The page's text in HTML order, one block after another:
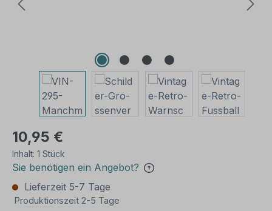
10,95 €
Inhalt: 1 Stück
Sie benötigen ein Angebot?
Lieferzeit 5-7 Tage
Produktionszeit 2-5 Tage